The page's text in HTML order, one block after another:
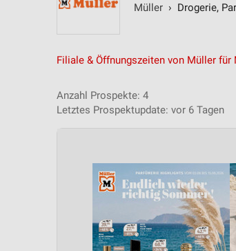
Müller › Drogerie,
Filiale & Öffnungszeiten von Müller für
Anzahl Prospekte: 4
Letztes Prospektupdate: vor 6 Tagen